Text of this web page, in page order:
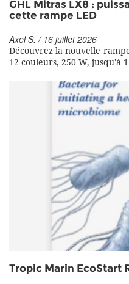
GHL Mitras LX8 :
cette rampe LED
Axel S. / 16 juillet 2026
Découvrez la nouvelle
12 couleurs, 250 W, jusqu'à
Tropic Marin EcoStart